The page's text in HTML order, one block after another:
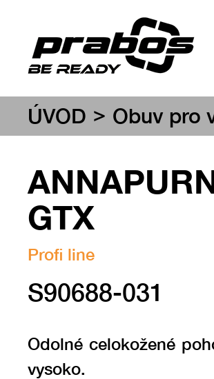
ÚVOD > Obuv pro
GTX
Profi line
S90688-031
Odolné celokožené
vysoko.